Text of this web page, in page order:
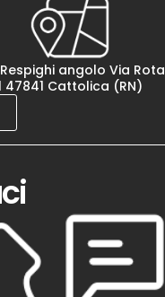
angolo Via Rota
47841 Cattolica (RN)